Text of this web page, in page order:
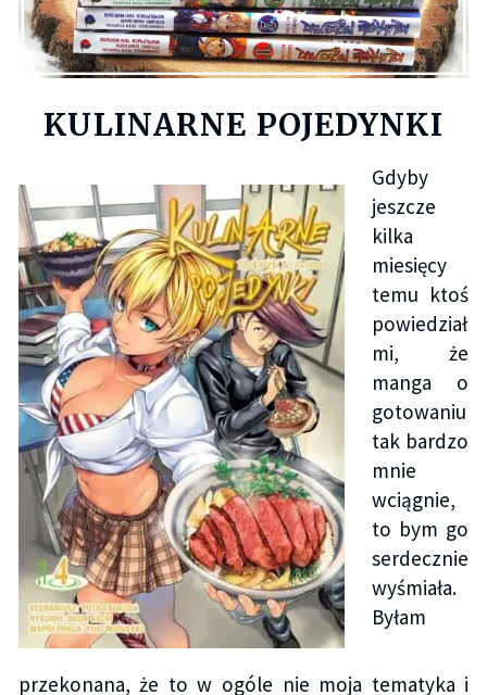
KULINARNE POJEDYNKI
Gdyby
jeszcze
kilka
miesięcy
temu ktoś
powiedział
mi, że
manga o
gotowaniu
tak bardzo
mnie
wciągnie,
to bym go
serdecznie
wyśmiała.
Byłam
przekonana, że to w ogóle nie moja tematyka i